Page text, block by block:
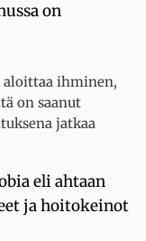
on
aloittaa ihminen,
on saanut
jatkaa
eli ahtaan
ja hoitokeinot